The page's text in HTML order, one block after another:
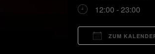
12:00 - 23:00
ZUM